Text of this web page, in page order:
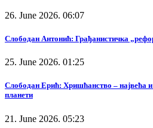
26. June 2026. 06:07
Слободан Антонић: Грађанистичка
25. June 2026. 01:25
Слободан Ерић: Хришћанство – највећа и
планети
21. June 2026. 05:23